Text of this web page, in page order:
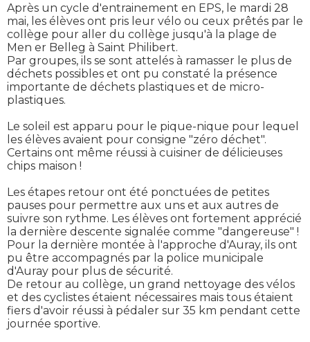
Après un cycle d'entrainement en EPS, le mardi 28
mai, les élèves ont pris leur vélo ou ceux prêtés par le
collège pour aller du collège jusqu'à la plage de
Men er Belleg à Saint Philibert.
Par groupes, ils se sont attelés à ramasser le plus de
déchets possibles et ont pu constaté la présence
importante de déchets plastiques et de micro-
plastiques.
Le soleil est apparu pour le pique-nique pour lequel
les élèves avaient pour consigne "zéro déchet".
Certains ont même réussi à cuisiner de délicieuses
chips maison !
Les étapes retour ont été ponctuées de petites
pauses pour permettre aux uns et aux autres de
suivre son rythme. Les élèves ont fortement apprécié
la dernière descente signalée comme "dangereuse" !
Pour la dernière montée à l'approche d'Auray, ils ont
pu être accompagnés par la police municipale
d'Auray pour plus de sécurité.
De retour au collège, un grand nettoyage des vélos
et des cyclistes étaient nécessaires mais tous étaient
fiers d'avoir réussi à pédaler sur 35 km pendant cette
journée sportive.